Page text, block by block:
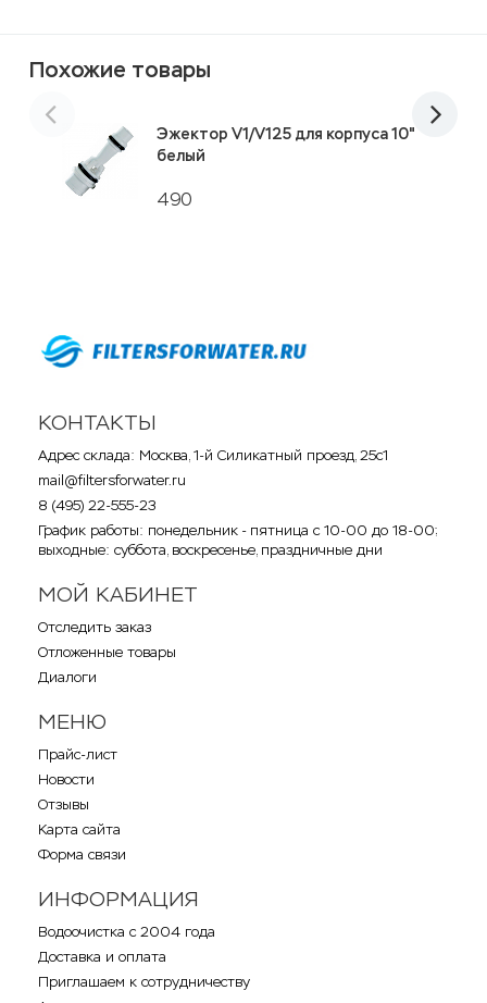
Похожие товары
490
Эжектор V1/V125 для корпуса 10"
белый
КОНТАКТЫ
Адрес склада: Москва, 1-й Силикатный проезд, 25с1
mail@filtersforwater.ru
8 (495) 22-555-23
График работы: понедельник - пятница с 10-00 до 18-00;
выходные: суббота, воскресенье, праздничные дни
МОЙ КАБИНЕТ
Отследить заказ
Отложенные товары
Диалоги
МЕНЮ
Прайс-лист
Новости
Отзывы
Карта сайта
Форма связи
ИНФОРМАЦИЯ
Водоочистка с 2004 года
Доставка и оплата
Приглашаем к сотрудничеству